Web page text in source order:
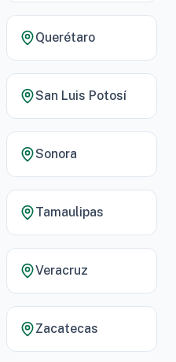
Querétaro
San Luis Potosí
Sonora
Tamaulipas
Veracruz
Zacatecas